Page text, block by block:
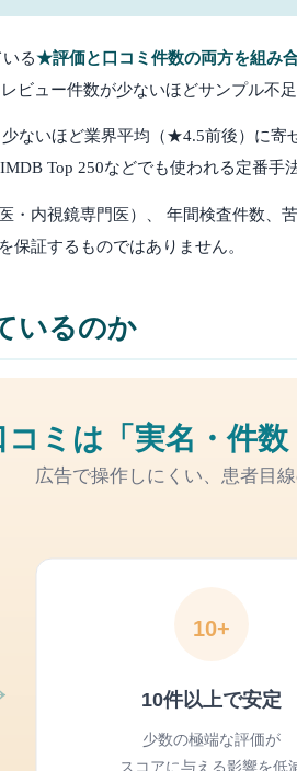
る★評価と口コミ件数の両方を組み
ビュー件数が少ないほどサンプル不
ないほど業界平均（★4.5前後）に寄
Top 250などでも使われる定番
内視鏡専門医）、 年間検査件数
保証するものではありません。
いるのか